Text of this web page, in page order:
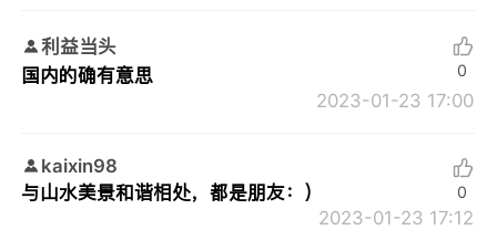
利益当头
国内的确有意思
2023-01-23 17:00
0
kaixin98
与山水美景和谐相处，都是朋友：）
2023-01-23 17:12
0